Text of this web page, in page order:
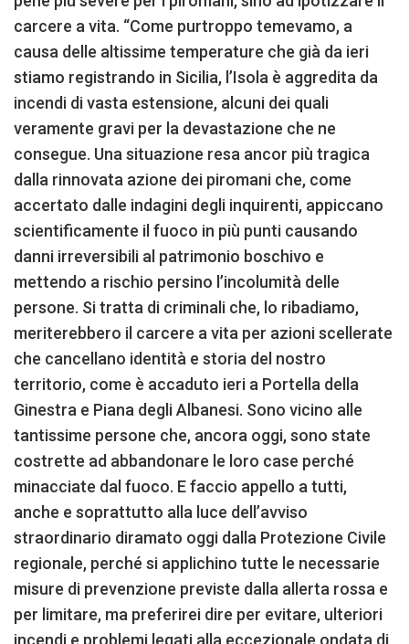
carcere a vita. “Come purtroppo temevamo, a
causa delle altissime temperature che già da ieri
stiamo registrando in Sicilia, l’Isola è aggredita da
incendi di vasta estensione, alcuni dei quali
veramente gravi per la devastazione che ne
consegue. Una situazione resa ancor più tragica
dalla rinnovata azione dei piromani che, come
accertato dalle indagini degli inquirenti, appiccano
scientificamente il fuoco in più punti causando
danni irreversibili al patrimonio boschivo e
mettendo a rischio persino l’incolumità delle
persone. Si tratta di criminali che, lo ribadiamo,
meriterebbero il carcere a vita per azioni scellerate
che cancellano identità e storia del nostro
territorio, come è accaduto ieri a Portella della
Ginestra e Piana degli Albanesi. Sono vicino alle
tantissime persone che, ancora oggi, sono state
costrette ad abbandonare le loro case perché
minacciate dal fuoco. E faccio appello a tutti,
anche e soprattutto alla luce dell’avviso
straordinario diramato oggi dalla Protezione Civile
regionale, perché si applichino tutte le necessarie
misure di prevenzione previste dalla allerta rossa e
per limitare, ma preferirei dire per evitare, ulteriori
incendi e problemi legati alla eccezionale ondata di